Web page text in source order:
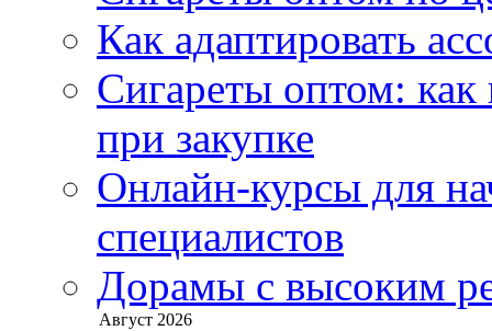
Как адаптировать
Сигареты оптом:
при закупке
Онлайн-курсы для
специалистов
Дорамы с высоким
Август 2026